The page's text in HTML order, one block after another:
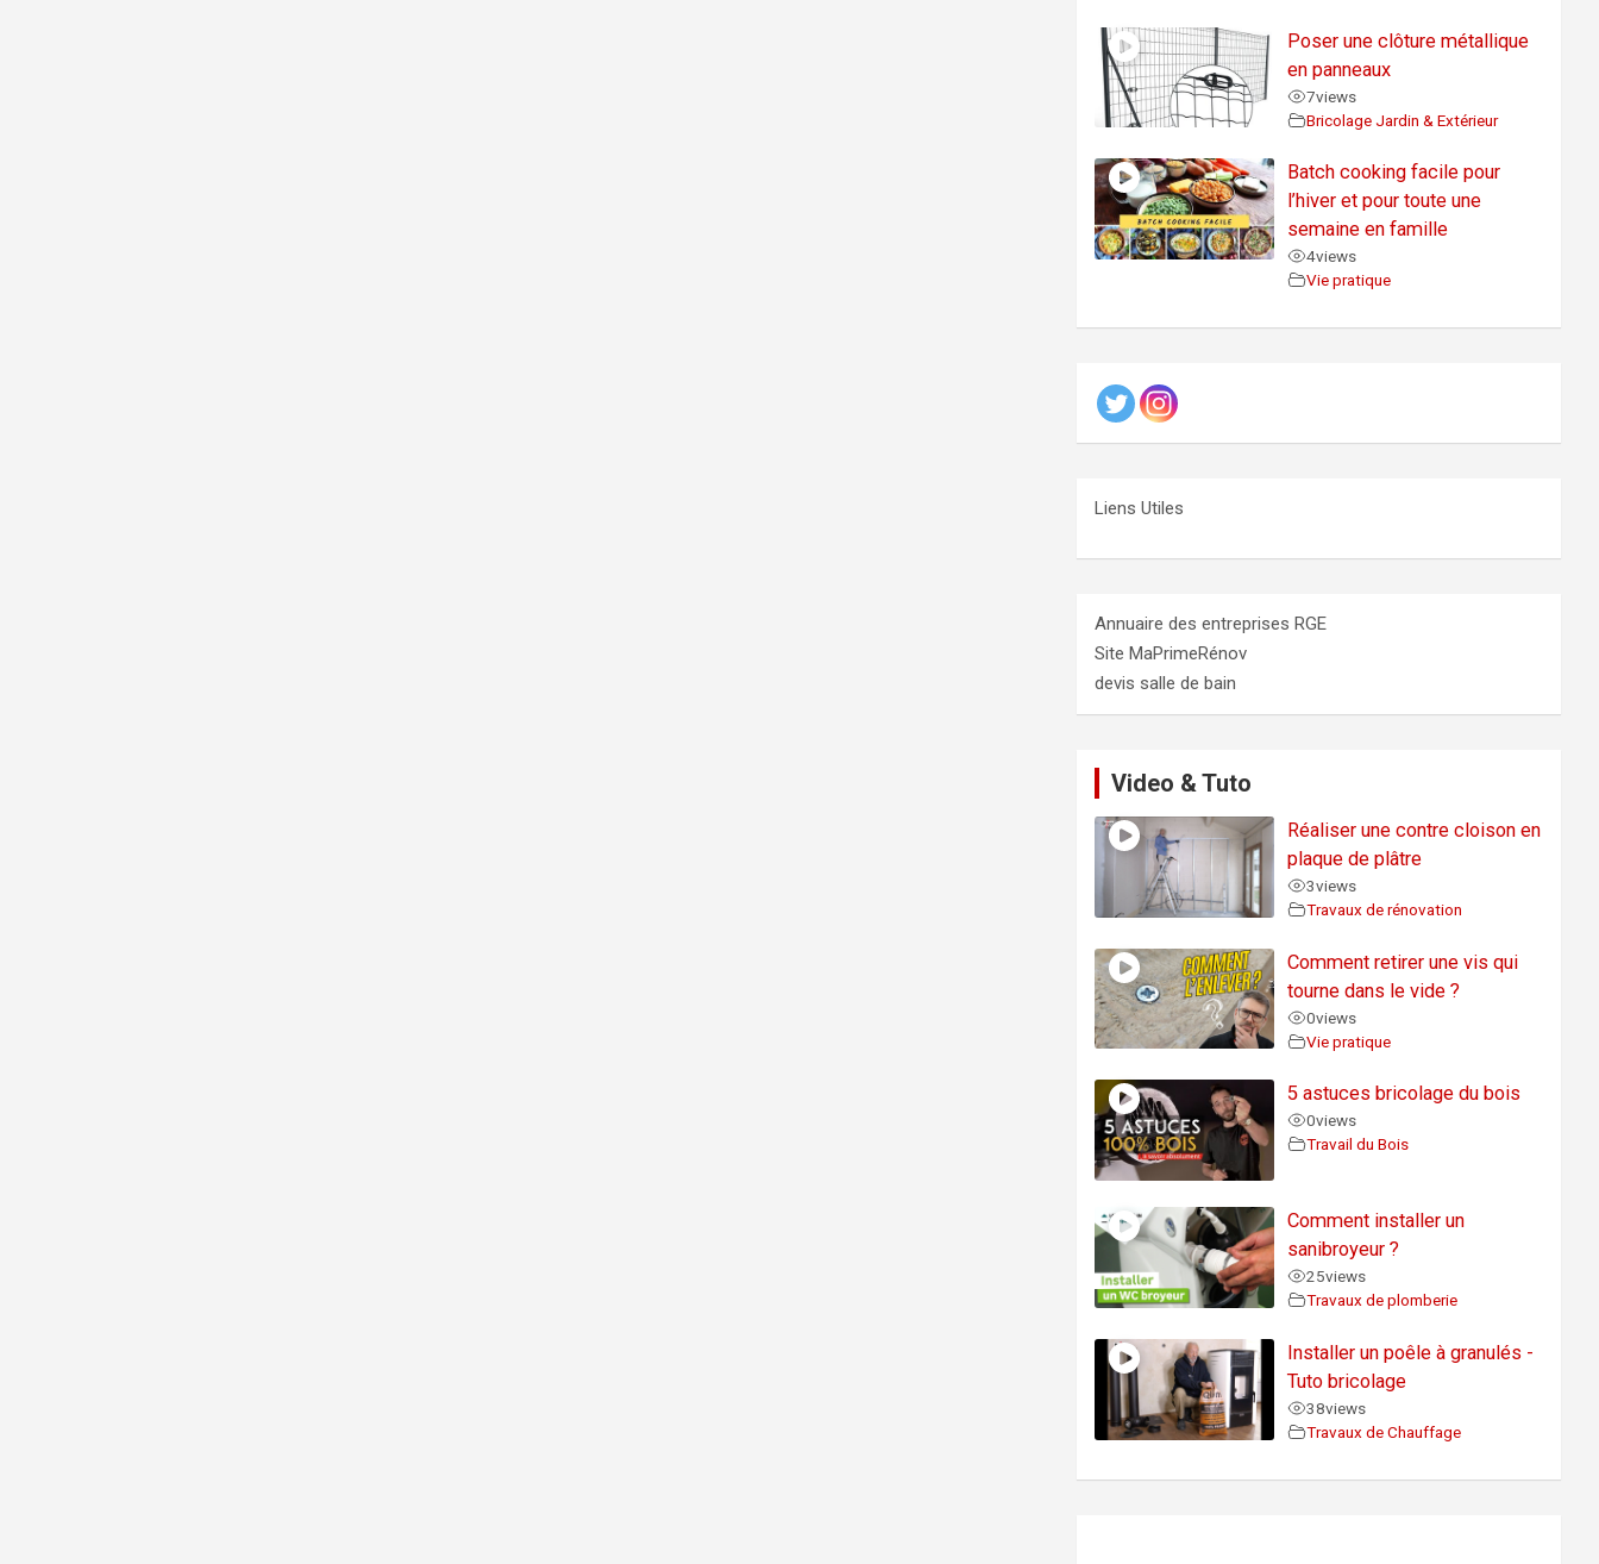
Poser une clôture métallique
en panneaux
7views
Bricolage Jardin & Extérieur
Batch cooking facile pour
l’hiver et pour toute une
semaine en famille
4views
Vie pratique
Liens Utiles
Annuaire des entreprises RGE
Site MaPrimeRénov
devis salle de bain
Video & Tuto
Réaliser une contre cloison en
plaque de plâtre
3views
Travaux de rénovation
Comment retirer une vis qui
tourne dans le vide ?
0views
Vie pratique
5 astuces bricolage du bois
0views
Travail du Bois
Comment installer un
sanibroyeur ?
25views
Travaux de plomberie
Installer un poêle à granulés -
Tuto bricolage
38views
Travaux de Chauffage